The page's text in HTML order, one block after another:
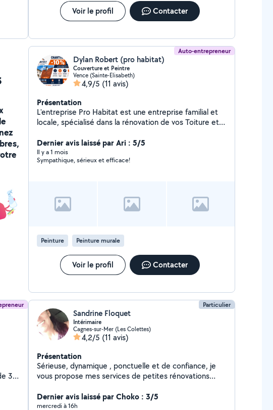
Voir le profil Contacter
Auto-entrepreneur
Dylan Robert (pro habitat)
Couverture et Peintre
Vence (Sainte-Elisabeth)
4,9/5 (11 avis)
Présentation
L'entreprise Pro Habitat est une entreprise familial et
locale, spécialisé dans la rénovation de vos Toiture et
Dernier avis laissé par Ari : 5/5
Il y a 1 mois
Sympathique, sérieux et efficace!
Peinture Peinture murale
Voir le profil Contacter
Particulier
Sandrine Floquet
Intérimaire
Cagnes-sur-Mer (Les Colettes)
4,2/5 (11 avis)
Présentation
Sérieuse, dynamique , ponctuelle et de confiance, je
vous propose mes services de petites rénovations
repassage . *** Parfois je n'arrive pas à répondre aux
messages du fait de ne pas être en périmètre premier
Dernier avis laissé par Choko : 3/5
mercredi à 16h